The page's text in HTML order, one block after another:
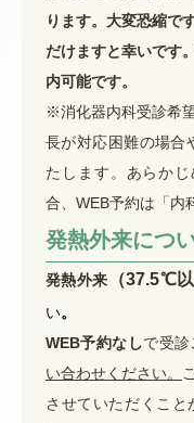
ります。大変恐縮です
だけますと幸いです
内可能です。
※消化器内科受診希
長が対応困難の場合
たします。あらか
合、WEB予約は「内
発熱外来につ
発熱外来 （37.5℃以
い。
WEB予約なしで受診
い合わせください。
させていただくこと